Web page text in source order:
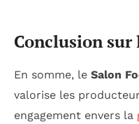
Conclusion sur
En somme, le Salon
valorise les
engagement envers la